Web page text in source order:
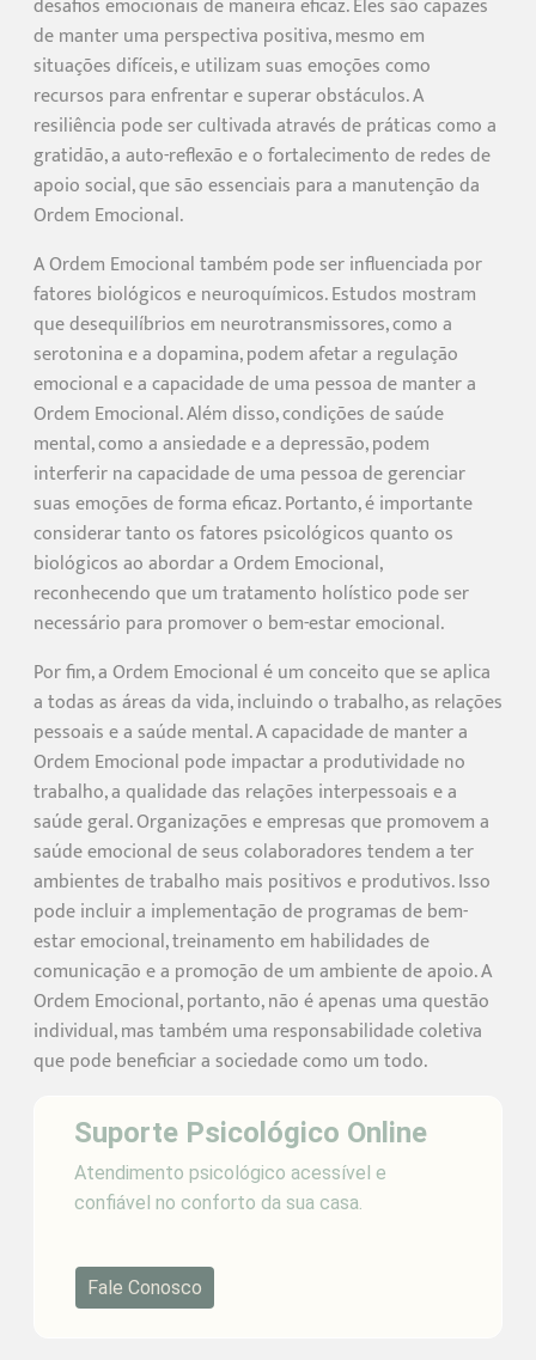
de manter uma perspectiva positiva, mesmo em
situações difíceis, e utilizam suas emoções como
recursos para enfrentar e superar obstáculos. A
resiliência pode ser cultivada através de práticas como a
gratidão, a auto-reflexão e o fortalecimento de redes de
apoio social, que são essenciais para a manutenção da
Ordem Emocional.
A Ordem Emocional também pode ser influenciada por
fatores biológicos e neuroquímicos. Estudos mostram
que desequilíbrios em neurotransmissores, como a
serotonina e a dopamina, podem afetar a regulação
emocional e a capacidade de uma pessoa de manter a
Ordem Emocional. Além disso, condições de saúde
mental, como a ansiedade e a depressão, podem
interferir na capacidade de uma pessoa de gerenciar
suas emoções de forma eficaz. Portanto, é importante
considerar tanto os fatores psicológicos quanto os
biológicos ao abordar a Ordem Emocional,
reconhecendo que um tratamento holístico pode ser
necessário para promover o bem-estar emocional.
Por fim, a Ordem Emocional é um conceito que se aplica
a todas as áreas da vida, incluindo o trabalho, as relações
pessoais e a saúde mental. A capacidade de manter a
Ordem Emocional pode impactar a produtividade no
trabalho, a qualidade das relações interpessoais e a
saúde geral. Organizações e empresas que promovem a
saúde emocional de seus colaboradores tendem a ter
ambientes de trabalho mais positivos e produtivos. Isso
pode incluir a implementação de programas de bem-
estar emocional, treinamento em habilidades de
comunicação e a promoção de um ambiente de apoio. A
Ordem Emocional, portanto, não é apenas uma questão
individual, mas também uma responsabilidade coletiva
que pode beneficiar a sociedade como um todo.
Suporte Psicológico Online
Atendimento psicológico acessível e
confiável no conforto da sua casa.
Fale Conosco